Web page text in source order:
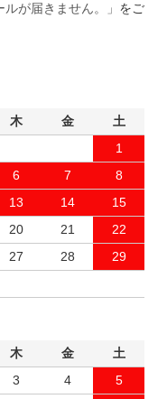
が届きません。」 をご
木 金
土
1
6 7
8
13 14
15
20 21
22
27 28
29
木 金
土
3 4
5